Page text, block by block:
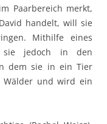
Paarbereich merkt,
handelt, will sie
Mithilfe eines
sie jedoch in den
dem sie in ein Tier
und wird ein